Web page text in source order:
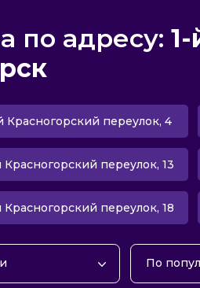
по адресу:
Красногорский переулок, 4
Красногорский переулок, 13
Красногорский переулок, 18
По